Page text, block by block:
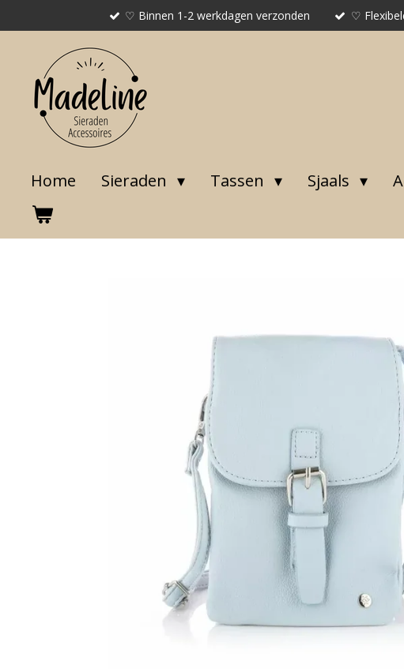
hoofdinhoud
♡ Binnen 1-2 werkdagen verzonden ♡
Home Sieraden Tassen Sjaals